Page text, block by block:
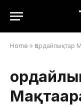
Home » Қордайлықтар